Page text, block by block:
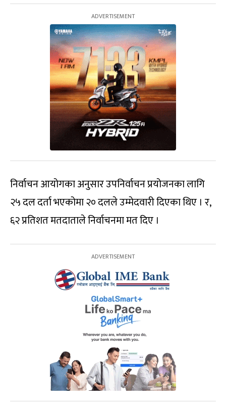
निर्वाचन आयोगका अनुसार उपनिर्वाचन प्रयोजनका लागि
२५ दल दर्ता भएकोमा २० दलले उम्मेदवारी दिएका थिए । र,
६२ प्रतिशत मतदाताले निर्वाचनमा मत दिए ।